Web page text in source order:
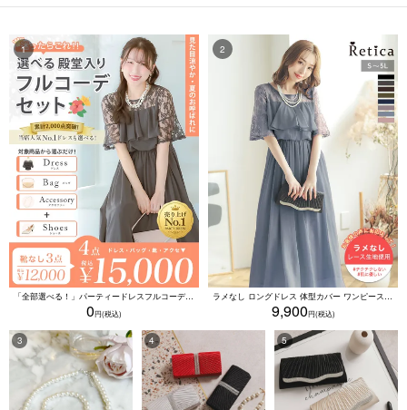
「全部選べる！」パーティードレスフルコーデセット (ドレス1点＋バッグ1点＋アクセ1点+靴1足/4点15000円(税込)/靴なしで12000円(税込))
0
ラメなし ロングドレス 体型カバー ワンピース 敏感肌対応 結婚式 二次会 お呼ばれ 大人 上品 (Sサイズ～5Lサイズ)
9,900